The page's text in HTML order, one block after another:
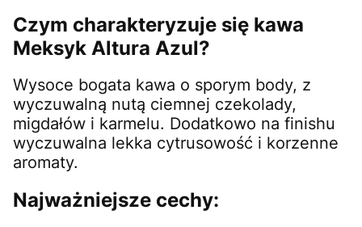
Czym charakteryzuje się kawa
Meksyk Altura Azul?
Wysoce bogata kawa o sporym body, z
wyczuwalną nutą ciemnej czekolady,
migdałów i karmelu. Dodatkowo na finishu
wyczuwalna lekka cytrusowość i korzenne
aromaty.
Najważniejsze cechy: